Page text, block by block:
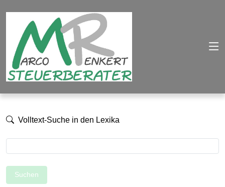
Volltext-Suche in den Lexika
Suchen